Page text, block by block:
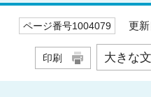
ページ番号1004079 更新
印刷 大きな